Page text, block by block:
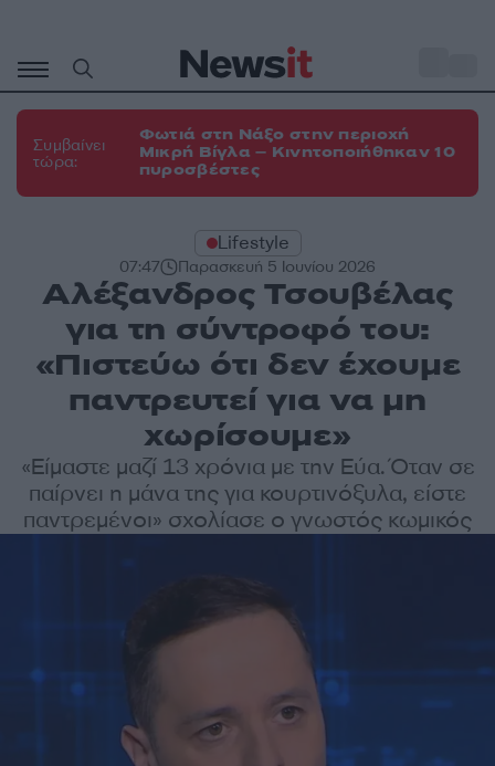
περιεχόμενο
Συμβαίνει
τώρα:
Φωτιά στη Νάξο στην περιοχή
Μικρή Βίγλα – Κινητοποιήθηκαν 10
πυροσβέστες
Lifestyle
07:47 Παρασκευή 5 Ιουνίου 2026
Αλέξανδρος Τσουβέλας
για τη σύντροφό του:
«Πιστεύω ότι δεν έχουμε
παντρευτεί για να μη
χωρίσουμε»
«Είμαστε μαζί 13 χρόνια με την Εύα. Όταν σε
παίρνει η μάνα της για κουρτινόξυλα, είστε
παντρεμένοι» σχολίασε ο γνωστός κωμικός